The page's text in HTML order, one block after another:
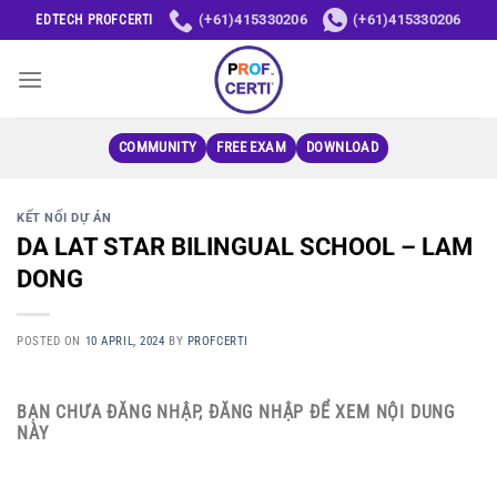
to
content
EDTECH PROFCERTI (+61)415330206 (+61)415330206
COMMUNITY FREE EXAM DOWNLOAD
KẾT NỐI DỰ ÁN
DA LAT STAR BILINGUAL SCHOOL – LAM
DONG
POSTED ON 10 APRIL, 2024 BY PROFCERTI
BẠN CHƯA ĐĂNG NHẬP, ĐĂNG NHẬP ĐỂ XEM NỘI DUNG
NÀY